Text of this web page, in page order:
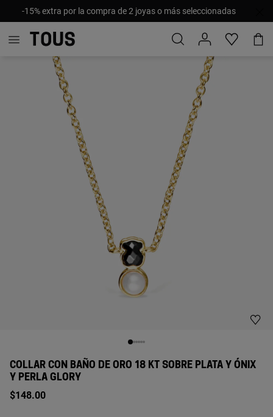
-15% extra por la compra de 2 joyas o más seleccionadas
COLLAR CON BAÑO DE ORO 18 KT SOBRE PLATA Y ÓNIX
Y PERLA GLORY
$148.00